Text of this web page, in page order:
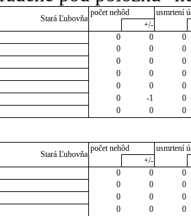
Stará Ľubovňa
počet nehôd
usmrtení
+/-
0 0
0
0 0
0
0 0
0
0 0
0
0 0
0
0 -1
0
0 0 0
Stará Ľubovňa
počet nehôd
usmrtení
+/-
0 0
0
0 0
0
0 0
0
0 0
0